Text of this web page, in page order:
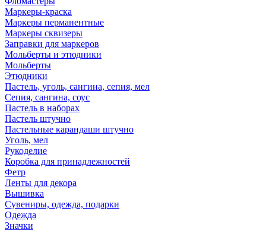
Маркеры-краска
Маркеры перманентные
Маркеры сквизеры
Заправки для маркеров
Мольберты и этюдники
Мольберты
Этюдники
Пастель, уголь, сангина, сепия, мел
Сепия, сангина, соус
Пастель в наборах
Пастель штучно
Пастельные карандаши штучно
Уголь, мел
Рукоделие
Коробка для принадлежностей
Фетр
Ленты для декора
Вышивка
Сувениры, одежда, подарки
Одежда
Значки